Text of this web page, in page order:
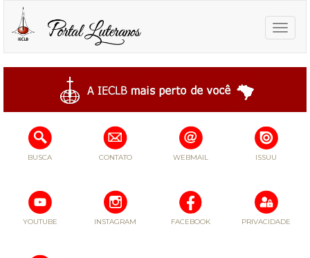
Toggle
BUSCA CONTATO WEBMAIL ISSUU
YOUTUBE INSTAGRAM FACEBOOK PRIVACIDADE